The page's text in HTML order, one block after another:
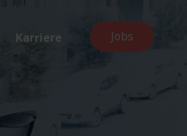
Jobs
Karriere